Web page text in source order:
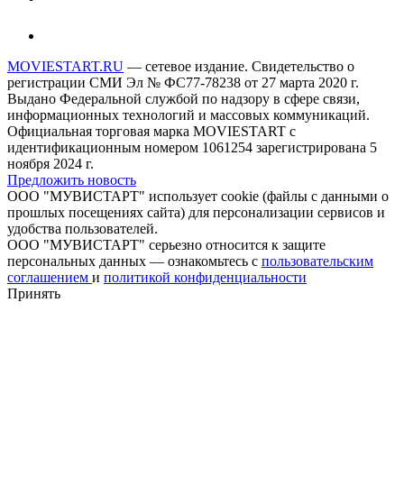
MOVIESTART.RU — сетевое издание. Свидетельство о
регистрации СМИ Эл № ФС77-78238 от 27 марта 2020 г.
Выдано Федеральной службой по надзору в сфере связи,
информационных технологий и массовых коммуникаций.
Официальная торговая марка MOVIESTART с
идентификационным номером 1061254 зарегистрирована 5
ноября 2024 г.
Предложить новость
ООО "МУВИСТАРТ" использует cookie (файлы с данными о
прошлых посещениях сайта) для персонализации сервисов и
удобства пользователей.
ООО "МУВИСТАРТ" серьезно относится к защите
персональных данных — ознакомьтесь с пользовательским
соглашением и политикой конфиденциальности
Принять